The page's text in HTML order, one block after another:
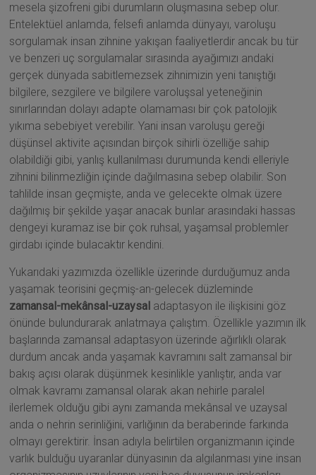
mesela şizofreni gibi durumların oluşmasına sebep olur.
Entelektüel anlamda, felsefi anlamda dünyayı, varoluşu
sorgulamak insan zihnine yakışan faaliyetlerdir ancak bu tür
ve benzeri uç sorgulamalar sırasında ayağımızı andaki
gerçek dünyada sabitlemezsek zihnimizin yeni tanıştığı
bilgilere, sezgilere ve bilgilere varoluşsal yeteneğinin
sınırlarından dolayı adapte olamaması bir çok patolojik
yıkıma sebebiyet verebilir. Yani insan varoluşu gereği
düşünsel aktivite açısından birçok sihirli özelliğe sahip
olabildiği gibi, yanlış kullanılması durumunda kendi elleriyle
zihnini bilinmezliğin içinde dağılmasına sebep olabilir. Son
tahlilde insan geçmişte, anda ve gelecekte olmak üzere
dağılmış bir şekilde yaşar anacak bunlar arasındaki hassas
dengeyi kuramaz ise bir çok ruhsal, yaşamsal problemler
girdabı içinde bulacaktır kendini.
Yukarıdaki yazımızda özellikle üzerinde durduğumuz anda
yaşamak teorisini geçmiş-an-gelecek düzleminde
zamansal-mekânsal-uzaysal adaptasyon ile ilişkisini göz
önünde bulundurarak anlatmaya çalıştım. Özellikle yazımın ilk
başlarında zamansal adaptasyon üzerinde ağırlıklı olarak
durdum ancak anda yaşamak kavramını salt zamansal bir
bakış açısı olarak düşünmek kesinlikle yanlıştır, anda var
olmak kavramı zamansal olarak akan nehirle paralel
ilerlemek olduğu gibi aynı zamanda mekânsal ve uzaysal
anda o nehrin serinliğini, varlığının da beraberinde farkında
olmayı gerektirir. İnsan adıyla belirtilen organizmanın içinde
varlık bulduğu uyaranlar dünyasının da algılanması yine insan